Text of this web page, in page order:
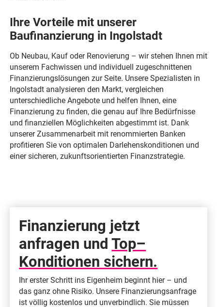
Ihre Vorteile mit unserer
Baufinanzierung in Ingolstadt
Ob Neubau, Kauf oder Renovierung – wir stehen Ihnen mit
unserem Fachwissen und individuell zugeschnittenen
Finanzierungslösungen zur Seite. Unsere Spezialisten in
Ingolstadt analysieren den Markt, vergleichen
unterschiedliche Angebote und helfen Ihnen, eine
Finanzierung zu finden, die genau auf Ihre Bedürfnisse
und finanziellen Möglichkeiten abgestimmt ist. Dank
unserer Zusammenarbeit mit renommierten Banken
profitieren Sie von optimalen Darlehenskonditionen und
einer sicheren, zukunftsorientierten Finanzstrategie.
Finanzierung jetzt
anfragen undTop–
Konditionen sichern.
Ihr erster Schritt ins Eigenheim beginnt hier – und
das ganz ohne Risiko. Unsere Finanzierungsanfrage
ist völlig kostenlos und unverbindlich. Sie müssen